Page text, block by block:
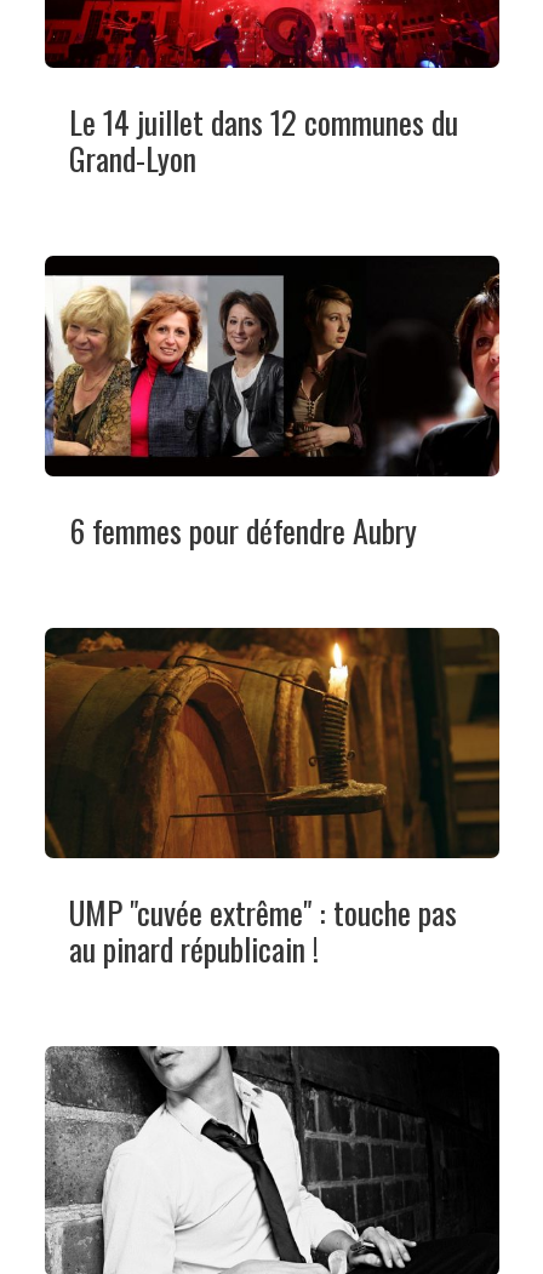
Le 14 juillet dans 12 communes du
Grand-Lyon
6 femmes pour défendre Aubry
UMP "cuvée extrême" : touche pas
au pinard républicain !